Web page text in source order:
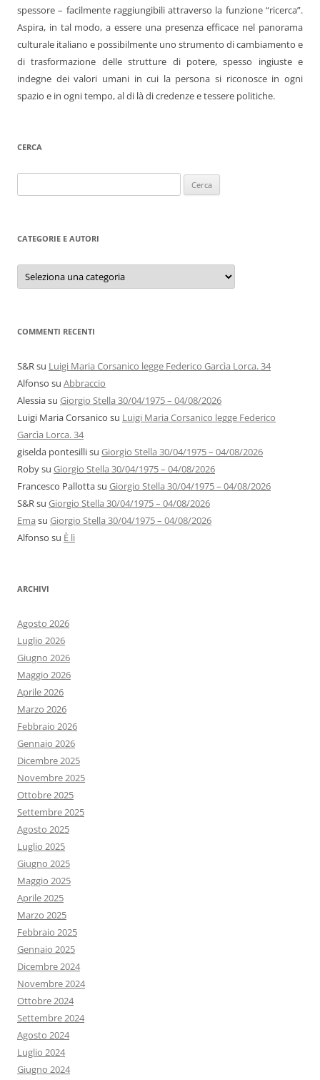
spessore – facilmente raggiungibili attraverso la funzione “ricerca”.
Aspira, in tal modo, a essere una presenza efficace nel panorama
culturale italiano e possibilmente uno strumento di cambiamento e
di trasformazione delle strutture di potere, spesso ingiuste e
indegne dei valori umani in cui la persona si riconosce in ogni
spazio e in ogni tempo, al di là di credenze e tessere politiche.
CERCA
per:
CATEGORIE E AUTORI
Categorie
autori
COMMENTI RECENTI
S&Rsu Luigi Maria Corsanico legge Federico Garcìa Lorca. 34
Alfonso su Abbraccio
Alessiasu Giorgio Stella 30/04/1975 – 04/08/2026
Luigi Maria Corsanico su Luigi Maria Corsanico legge Federico
Garcìa Lorca. 34
giselda pontesillisu Giorgio Stella 30/04/1975 – 04/08/2026
Robysu Giorgio Stella 30/04/1975 – 04/08/2026
Francesco Pallottasu Giorgio Stella 30/04/1975 – 04/08/2026
S&Rsu Giorgio Stella 30/04/1975 – 04/08/2026
Ema su Giorgio Stella 30/04/1975 – 04/08/2026
Alfonso su È lì
ARCHIVI
Agosto 2026
Luglio 2026
Giugno 2026
Maggio 2026
Aprile 2026
Marzo 2026
Febbraio 2026
Gennaio 2026
Dicembre 2025
Novembre 2025
Ottobre 2025
Settembre 2025
Agosto 2025
Luglio 2025
Giugno 2025
Maggio 2025
Aprile 2025
Marzo 2025
Febbraio 2025
Gennaio 2025
Dicembre 2024
Novembre 2024
Ottobre 2024
Settembre 2024
Agosto 2024
Luglio 2024
Giugno 2024